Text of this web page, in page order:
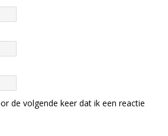
de volgende keer dat ik een reactie